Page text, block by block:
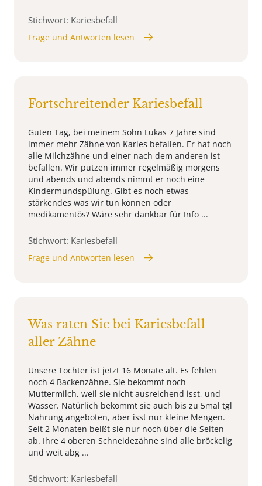
Stichwort: Kariesbefall
Frage und Antworten lesen
Fortschreitender Kariesbefall
Guten Tag, bei meinem Sohn Lukas 7 Jahre sind
immer mehr Zähne von Karies befallen. Er hat noch
alle Milchzähne und einer nach dem anderen ist
befallen. Wir putzen immer regelmäßig morgens
und abends und abends nimmt er noch eine
Kindermundspülung. Gibt es noch etwas
stärkendes was wir tun können oder
medikamentös? Wäre sehr dankbar für Info ...
Stichwort: Kariesbefall
Frage und Antworten lesen
Was raten Sie bei Kariesbefall
aller Zähne
Unsere Tochter ist jetzt 16 Monate alt. Es fehlen
noch 4 Backenzähne. Sie bekommt noch
Muttermilch, weil sie nicht ausreichend isst, und
Wasser. Natürlich bekommt sie auch bis zu 5mal tgl
Nahrung angeboten, aber isst nur kleine Mengen.
Seit 2 Monaten beißt sie nur noch über die Seiten
ab. Ihre 4 oberen Schneidezähne sind alle bröckelig
und weit abg ...
Stichwort: Kariesbefall